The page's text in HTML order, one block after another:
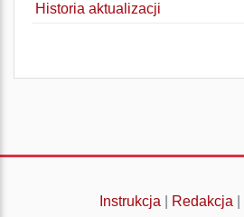
Historia aktualizacji
Instrukcja Redakcja